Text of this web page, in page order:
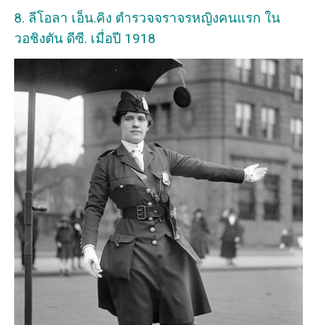
8. ลีโอลา เอ็น.คิง ตำรวจจราจรหญิงคนแรก ใน
วอชิงตัน ดีซี. เมื่อปี 1918